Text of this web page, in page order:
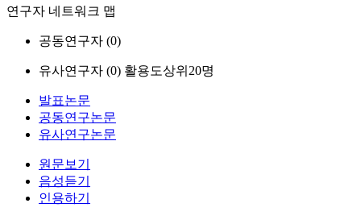
연구자 네트워크 맵
공동연구자 (0)
유사연구자 (0) 활용도상위20명
발표논문
공동연구논문
유사연구논문
원문보기
음성듣기
인용하기